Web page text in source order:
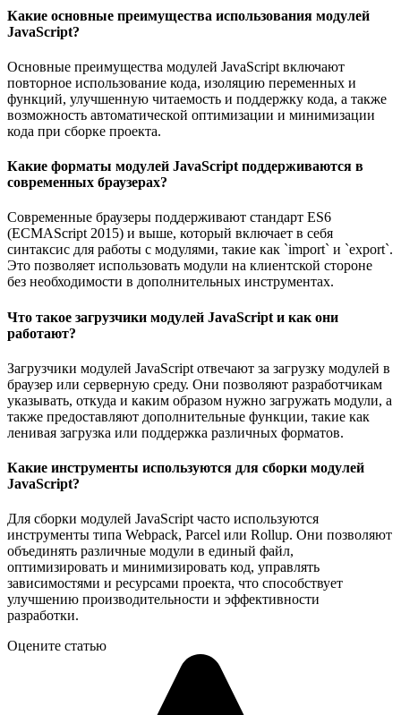
Какие основные преимущества использования модулей
JavaScript?
Основные преимущества модулей JavaScript включают
повторное использование кода, изоляцию переменных и
функций, улучшенную читаемость и поддержку кода, а также
возможность автоматической оптимизации и минимизации
кода при сборке проекта.
Какие форматы модулей JavaScript поддерживаются в
современных браузерах?
Современные браузеры поддерживают стандарт ES6
(ECMAScript 2015) и выше, который включает в себя
синтаксис для работы с модулями, такие как `import` и `export`.
Это позволяет использовать модули на клиентской стороне
без необходимости в дополнительных инструментах.
Что такое загрузчики модулей JavaScript и как они
работают?
Загрузчики модулей JavaScript отвечают за загрузку модулей в
браузер или серверную среду. Они позволяют разработчикам
указывать, откуда и каким образом нужно загружать модули, а
также предоставляют дополнительные функции, такие как
ленивая загрузка или поддержка различных форматов.
Какие инструменты используются для сборки модулей
JavaScript?
Для сборки модулей JavaScript часто используются
инструменты типа Webpack, Parcel или Rollup. Они позволяют
объединять различные модули в единый файл,
оптимизировать и минимизировать код, управлять
зависимостями и ресурсами проекта, что способствует
улучшению производительности и эффективности
разработки.
Оцените статью